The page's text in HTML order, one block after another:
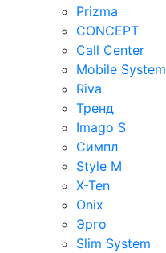
Prizma
CONCEPT
Call Center
Mobile System
Riva
Тренд
Imago S
Симпл
Style M
X-Ten
Onix
Эрго
Slim System